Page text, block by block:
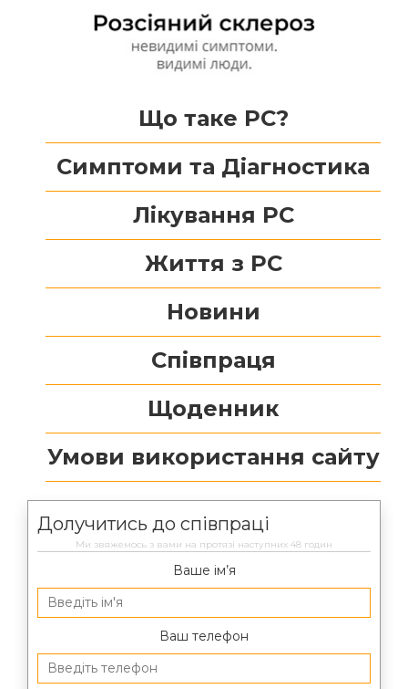
Що таке РС?
Симптоми та Діагностика
Лікування РС
Життя з РС
Новини
Співпраця
Щоденник
Умови використання сайту
Долучитись до співпраці
Ми звяжемось з вами на протязі наступних 48 годин
Ваше ім’я
Ваш телефон